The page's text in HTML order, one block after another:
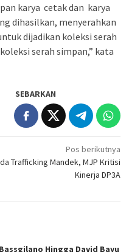
karya cetak dan karya
dihasilkan, menyerahkan
dijadikan koleksi serah
serah simpan,” kata
SEBARKAN
Pos berikutnya
Trafficking Mandek, MJP Kritisi
Kinerja DP3A
Bassgilano Hingga David Bayu